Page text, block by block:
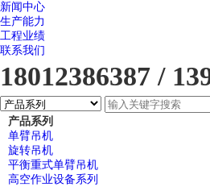
新闻中心
生产能力
工程业绩
联系我们
18012386387 /
产品系列
单臂吊机
旋转吊机
平衡重式单臂吊机
高空作业设备系列